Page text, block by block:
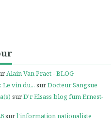
Alain Van Praet - BLOG
vin du... surDocteur Sangsue
surD'r Elsass blog fum Ernest-
surl'information nationaliste